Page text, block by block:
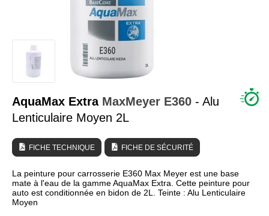
ÉQUIPEMENT ATELIER CARROSSERIE
INSTALLATION LABO
TUTORIEL & CONSEILS
AquaMax Extra MaxMeyer E360 - Alu
Lenticulaire Moyen 2L
FICHE TECHNIQUE FICHE DE SÉCURITÉ
La peinture pour carrosserie E360 Max Meyer est une base
mate à l'eau de la gamme AquaMax Extra. Cette peinture pour
auto est conditionnée en bidon de 2L. Teinte : Alu Lenticulaire
Moyen